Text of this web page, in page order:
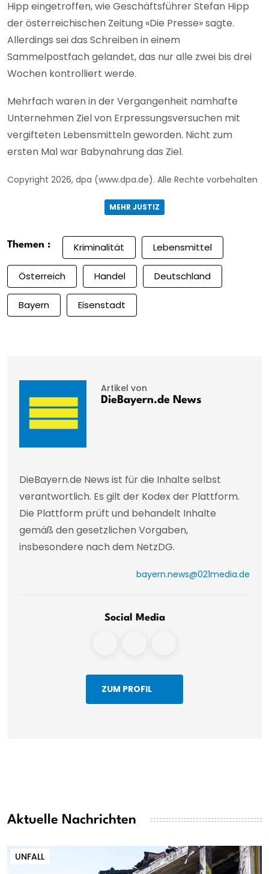
Hipp eingetroffen, wie Geschäftsführer Stefan Hipp
der österreichischen Zeitung «Die Presse» sagte.
Allerdings sei das Schreiben in einem
Sammelpostfach gelandet, das nur alle zwei bis drei
Wochen kontrolliert werde.
Mehrfach waren in der Vergangenheit namhafte
Unternehmen Ziel von Erpressungsversuchen mit
vergifteten Lebensmitteln geworden. Nicht zum
ersten Mal war Babynahrung das Ziel.
Copyright 2026, dpa (www.dpa.de). Alle Rechte vorbehalten
MEHR JUSTIZ
Themen : Kriminalität Lebensmittel
Österreich Handel Deutschland
Bayern Eisenstadt
Artikel von
DieBayern.de News
DieBayern.de News ist für die Inhalte selbst
verantwortlich. Es gilt der Kodex der Plattform.
Die Plattform prüft und behandelt Inhalte
gemäß den gesetzlichen Vorgaben,
insbesondere nach dem NetzDG.
bayern.news@021media.de
Social Media
ZUM PROFIL
Aktuelle Nachrichten
UNFALL